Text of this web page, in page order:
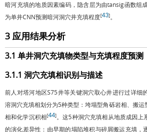
暗河充填的地质因素编码，隐含层为由tansig函数组
为单井CNN预测暗河洞穴井充填程度[43]。
3 应用结果分析
3.1 单井洞穴充填物类型与充填程度预测
3.1.1 洞穴充填相识别与描述
前人对塔河地区S75井等关键洞穴取心井进行过详细
溶洞穴充填相划分为5种类型：垮塌型角砾岩相、搬
相和化学沉积相[44]。这5种洞穴充填相从地质成因上
的演化差异性：由早期的塌陷堆积与碎屑搬运充填，